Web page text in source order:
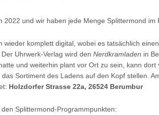
2022 und wir haben jede Menge Splittermond im
wieder komplett digital, wobei es tatsächlich
Uhrwerk-Verlag wird denNerdkramladen in
und weiterhin plant vor Ort zu sein, kann
Sortiment des Ladens auf den Kopf stellen.
Holzdorfer Strasse 22a, 26524 Berumbur
Splittermond-Programmpunkten: